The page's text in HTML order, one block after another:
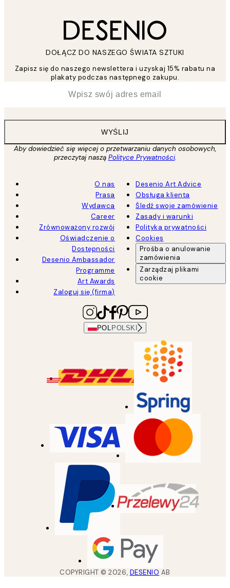
DOŁĄCZ DO NASZEGO ŚWIATA SZTUKI
Zapisz się do naszego newslettera i uzyskaj 15% rabatu na
plakaty podczas następnego zakupu.
WYŚLIJ
Aby dowiedzieć się więcej o przetwarzaniu danych osobowych,
przeczytaj naszą Polityce Prywatności.
O nas
Prasa
Wydawca
Career
Zrównoważony rozwój
Oświadczenie o
Dostępności
Desenio Ambassador
Programme
Art Awards
Zaloguj się (firma)
Desenio Art Advice
Obsługa klienta
Śledź swoje zamówienie
Zasady i warunki
Polityka prywatności
Cookies
Prośba o anulowanie
zamówienia
Zarządzaj plikami
cookie
POL POLSKI
COPYRIGHT ©2026, DESENIO AB